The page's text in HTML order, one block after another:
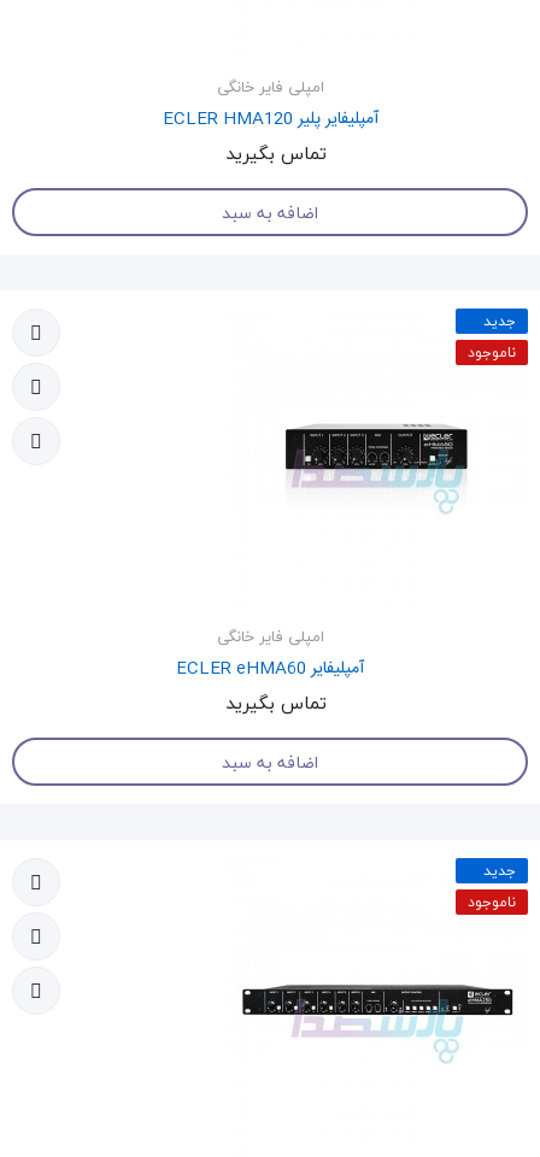
امپلی فایر خانگی
آمپلیفایر پلیر ECLER HMA120
تماس بگیرید
اضافه به سبد
جدید
ناموجود
امپلی فایر خانگی
آمپلیفایر ECLER eHMA60
تماس بگیرید
اضافه به سبد
جدید
ناموجود